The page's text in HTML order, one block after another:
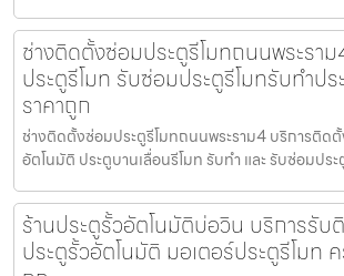
ช่างติดตั้งซ่อมประตูรีโมทถนนพระรา
ประตูรีโมท รับซ่อมประตูรีโมทรับทำป
ราคาถูก
ช่างติดตั้งซ่อมประตูรีโมทถนนพระราม4 บริการติดตั้
อัตโนมัติ ประตูบานเลื่อนรีโมท รับทำ และ รับซ่อมประ
ร้านประตูรั้วอัตโนมัติบ่อวิน บริการรับ
ประตูรั้วอัตโนมัติ มอเตอร์ประตูรีโมท